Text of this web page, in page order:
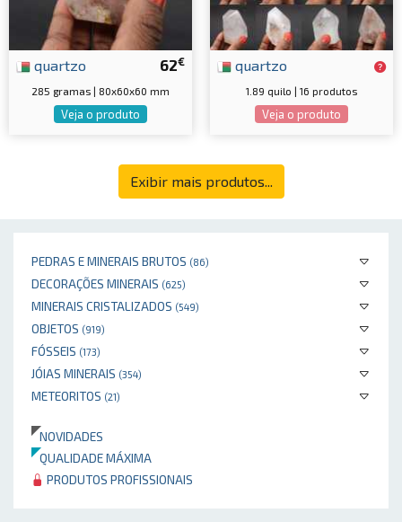
PEDRAS E MINERAIS BRUTOS (86)
DECORAÇÕES MINERAIS (625)
MINERAIS CRISTALIZADOS (549)
OBJETOS (919)
FÓSSEIS (173)
JÓIAS MINERAIS (354)
METEORITOS (21)
NOVIDADES
QUALIDADE MÁXIMA
PRODUTOS PROFISSIONAIS
62€
quartzo
285 gramas | 80x60x60 mm
Veja o produto
quartzo
1.89 quilo | 16 produtos
Veja o produto
Exibir mais produtos...